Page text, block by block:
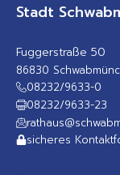
Stadt
Fuggerstraße 50
86830
08232/9633-0
08232/9633-23
sicheres